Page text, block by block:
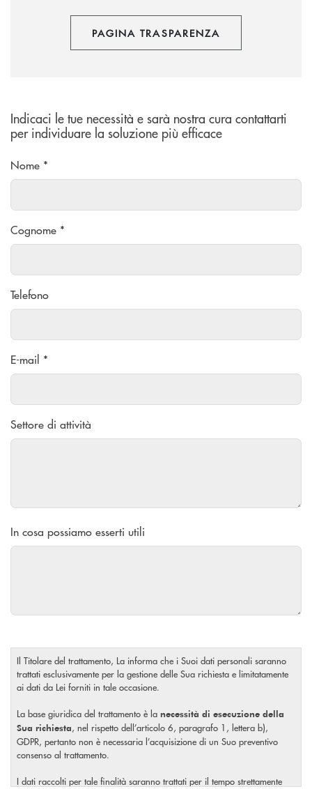
PAGINA TRASPARENZA
Indicaci le tue necessità e sarà nostra cura contattarti
per individuare la soluzione più efficace
Nome *
Cognome *
Telefono
E-mail *
Settore di attività
In cosa possiamo esserti utili
Il Titolare del trattamento, La informa che i Suoi dati personali saranno
trattati esclusivamente per la gestione delle Sua richiesta e limitatamente
ai dati da Lei forniti in tale occasione.
La base giuridica del trattamento è la necessità di esecuzione della
Sua richiesta, nel rispetto dell’articolo 6, paragrafo 1, lettera b),
GDPR, pertanto non è necessaria l’acquisizione di un Suo preventivo
consenso al trattamento.
I dati raccolti per tale finalità saranno trattati per il tempo strettamente